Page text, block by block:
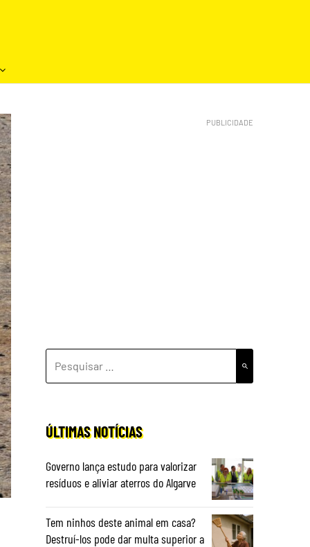
POR:
ÚLTIMAS NOTÍCIAS
Governo lança estudo para valorizar
resíduos e aliviar aterros do Algarve
Tem ninhos deste animal em casa?
Destruí-los pode dar multa superior a